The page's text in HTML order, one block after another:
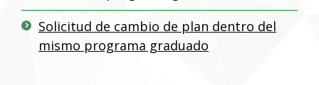
Solicitud de cambio de plan dentro del
mismo programa graduado